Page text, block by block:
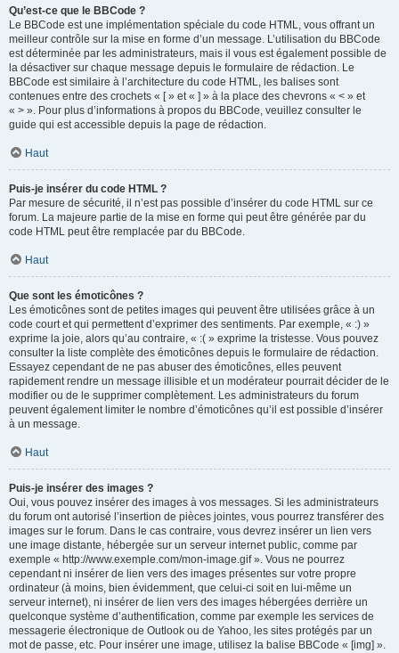
Qu’est-ce que le BBCode ?
Le BBCode est une implémentation spéciale du code HTML, vous offrant un
meilleur contrôle sur la mise en forme d’un message. L’utilisation du BBCode
est déterminée par les administrateurs, mais il vous est également possible de
la désactiver sur chaque message depuis le formulaire de rédaction. Le
BBCode est similaire à l’architecture du code HTML, les balises sont
contenues entre des crochets « [ » et « ] » à la place des chevrons « < » et
« > ». Pour plus d’informations à propos du BBCode, veuillez consulter le
guide qui est accessible depuis la page de rédaction.
Haut
Puis-je insérer du code HTML ?
Par mesure de sécurité, il n’est pas possible d’insérer du code HTML sur ce
forum. La majeure partie de la mise en forme qui peut être générée par du
code HTML peut être remplacée par du BBCode.
Haut
Que sont les émoticônes ?
Les émoticônes sont de petites images qui peuvent être utilisées grâce à un
code court et qui permettent d’exprimer des sentiments. Par exemple, « :) »
exprime la joie, alors qu’au contraire, « :( » exprime la tristesse. Vous pouvez
consulter la liste complète des émoticônes depuis le formulaire de rédaction.
Essayez cependant de ne pas abuser des émoticônes, elles peuvent
rapidement rendre un message illisible et un modérateur pourrait décider de le
modifier ou de le supprimer complètement. Les administrateurs du forum
peuvent également limiter le nombre d’émoticônes qu’il est possible d’insérer
à un message.
Haut
Puis-je insérer des images ?
Oui, vous pouvez insérer des images à vos messages. Si les administrateurs
du forum ont autorisé l’insertion de pièces jointes, vous pourrez transférer des
images sur le forum. Dans le cas contraire, vous devrez insérer un lien vers
une image distante, hébergée sur un serveur internet public, comme par
exemple « http://www.exemple.com/mon-image.gif ». Vous ne pourrez
cependant ni insérer de lien vers des images présentes sur votre propre
ordinateur (à moins, bien évidemment, que celui-ci soit en lui-même un
serveur internet), ni insérer de lien vers des images hébergées derrière un
quelconque système d’authentification, comme par exemple les services de
messagerie électronique de Outlook ou de Yahoo, les sites protégés par un
mot de passe, etc. Pour insérer une image, utilisez la balise BBCode « [img] ».